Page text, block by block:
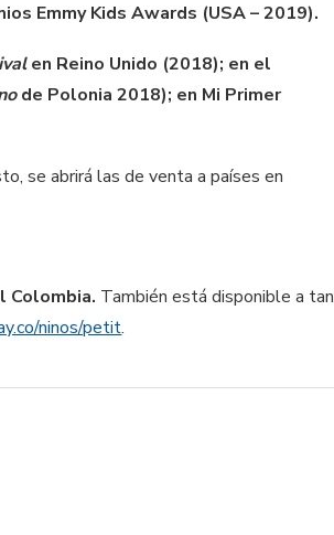
Emmy Kids Awards (USA – 2019).
en Reino Unido (2018); en el
de Polonia 2018); en Mi Primer
se abrirá las de venta a países en
Colombia. También está disponible a tan
ninos/petit.